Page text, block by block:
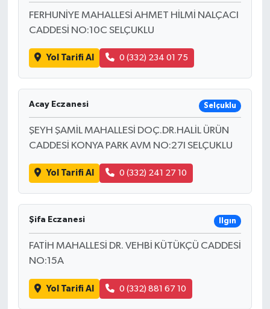
FERHUNİYE MAHALLESİ AHMET HİLMİ NALÇACI
CADDESİ NO:10C SELÇUKLU
Yol Tarifi Al 0 (332) 234 01 75
Acay Eczanesi Selçuklu
ŞEYH ŞAMİL MAHALLESİ DOÇ.DR.HALİL ÜRÜN
CADDESİ KONYA PARK AVM NO:27I SELÇUKLU
Yol Tarifi Al 0 (332) 241 27 10
Şifa Eczanesi Ilgın
FATİH MAHALLESİ DR. VEHBİ KÜTÜKÇÜ CADDESİ
NO:15A
Yol Tarifi Al 0 (332) 881 67 10